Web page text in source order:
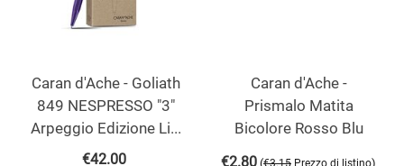
Caran d'Ache - Goliath
849 NESPRESSO "3"
Arpeggio Edizione Li...
€42.00
Caran d'Ache -
Prismalo Matita
Bicolore Rosso Blu
€2.80 (€3.15 Prezzo di listino)